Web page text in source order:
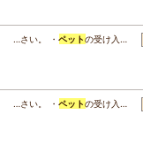
…さい。 ・ペットの受け入…
…さい。 ・ペットの受け入…